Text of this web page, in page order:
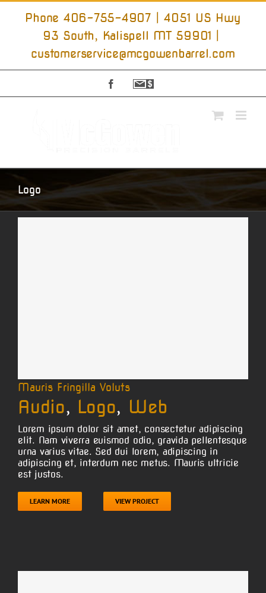
Skip
Phone 406-755-4907 | 4051 US Hwy
93 South, Kalispell MT 59901
customerservice@mcgowenbarrel.com
Facebook
Sign
Logo
Mauris Fringilla Voluts
Audio, Logo, Web
Lorem ipsum dolor sit amet, consectetur adipiscing
elit. Nam viverra euismod odio, gravida pellentesque
urna varius vitae. Sed dui lorem, adipiscing in
adipiscing et, interdum nec metus. Mauris ultricie
est justos.
LEARN MORE VIEW PROJECT